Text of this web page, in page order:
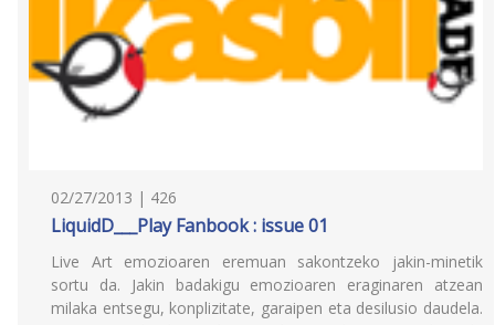
02/27/2013 | 426
LiquidD___Play Fanbook : issue 01
Live Art emozioaren eremuan sakontzeko jakin-minetik
sortu da. Jakin badakigu emozioaren eraginaren atzean
milaka entsegu, konplizitate, garaipen eta desilusio daudela.